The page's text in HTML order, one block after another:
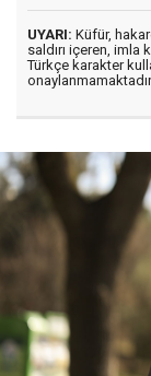
UYARI: Küfür,
saldırı içeren, imla
Türkçe karakter